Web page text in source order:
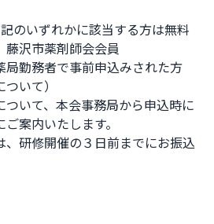
のいずれかに該当する方は無料
藤沢市薬剤師会会員
局勤務者で事前申込みされた方
いて）
ついて、本会事務局から申込時に
案内いたします。
、研修開催の３日前までにお振込